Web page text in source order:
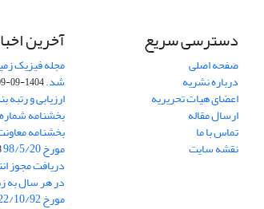
دسترسی سریع
صفحه اصلی
درباره نشریه
اعضای هیات تحریریه
ارسال مقاله
تماس با ما
نقشه سایت
آخرین
شد.1404-09-09
ارزیابی و رتبه
بخشنامه شماره 91131 مورخ 1402/04/04
مورخ 98/5/20
در هر سال به
مورخ 22/10/92 وزارت علوم، تحقیقات و فناوری